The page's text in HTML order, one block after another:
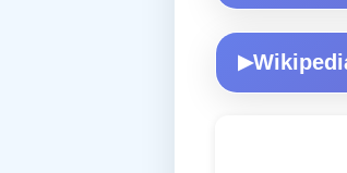
▶